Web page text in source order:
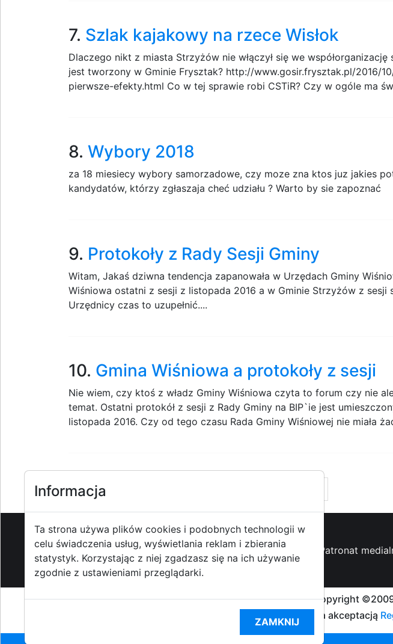
7. Szlak kajakowy na rzece Wisłok
Dlaczego nikt z miasta Strzyżów nie włączył się we
jest tworzony w Gminie Frysztak? http://www.gosir.frysztak.pl/2016/
pierwsze-efekty.html Co w tej sprawie robi CSTiR? Czy w ogóle ma
8. Wybory 2018
za 18 miesiecy wybory samorzadowe, czy moze zna ktos juz jakies
kandydatów, którzy zgłaszaja cheć udziału ? Warto by sie zapoznać
9. Protokoły z Rady Sesji Gminy
Witam, Jakaś dziwna tendencja zapanowała w Urzędach Gminy
Wiśniowa ostatni z sesji z listopada 2016 a w Gminie Strzyżów z sesji
Urzędnicy czas to uzupełnić....
10. Gmina Wiśniowa a protokoły z sesji
Nie wiem, czy ktoś z władz Gminy Wiśniowa czyta to forum czy nie
temat. Ostatni protokół z sesji z Rady Gminy na BIP`ie jest
listopada 2016. Czy od tego czasu Rada Gminy Wiśniowej nie miała
1 2
O strzyzowiak.pl-Reklama -Pomoc (FAQ) Patronat
Copyright
Korzystanie z Portalu oznacza akceptacją
Informacja
Ta strona używa plików cookies i podobnych technologii w
celu świadczenia usług, wyświetlania reklam i zbierania
statystyk. Korzystając z niej zgadzasz się na ich używanie
zgodnie z ustawieniami przeglądarki.
ZAMKNIJ